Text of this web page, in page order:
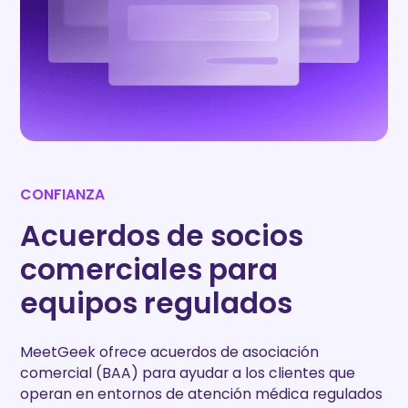
CONFIANZA
Acuerdos de socios
comerciales para
equipos regulados
MeetGeek ofrece acuerdos de asociación
comercial (BAA) para ayudar a los clientes que
operan en entornos de atención médica regulados